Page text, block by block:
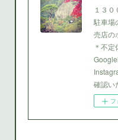
１３
駐車場
売店の
＊不
確認い
フ